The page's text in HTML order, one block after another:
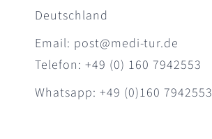
Deutschland
Email: post@medi-tur.de
Telefon: +49 (0) 160 7942553
Whatsapp: +49 (0)160 7942553